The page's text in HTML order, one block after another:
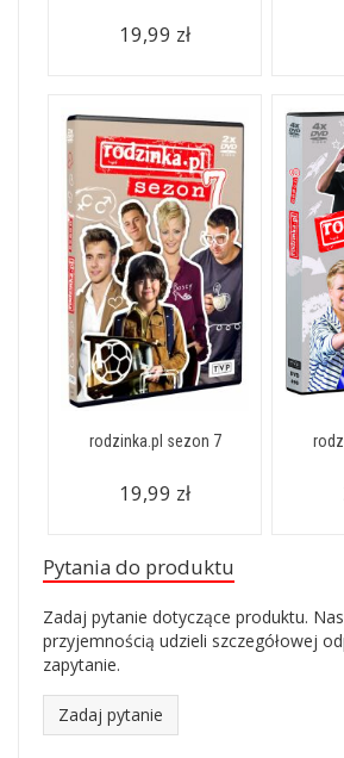
19,99 zł
rodzinka.pl sezon 7
19,99 zł
Pytania do produktu
Zadaj pytanie dotyczące produktu.
przyjemnością udzieli szczegółowej
zapytanie.
Zadaj pytanie